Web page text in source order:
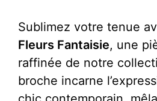
Sublimez votre tenue
Fleurs Fantaisie, une
raffinée de notre
broche incarne